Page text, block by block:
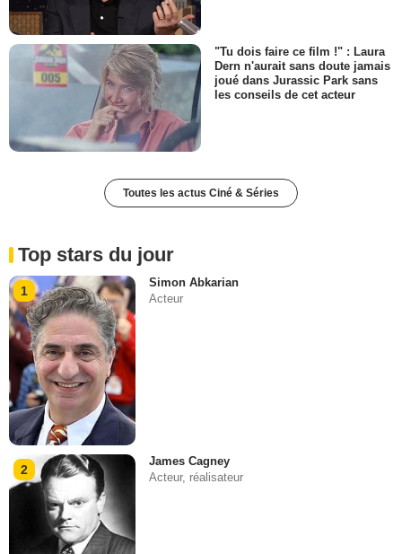
"Tu dois faire ce film !" : Laura
Dern n'aurait sans doute jamais
joué dans Jurassic Park sans
les conseils de cet acteur
Toutes les actus Ciné & Séries
Top stars du jour
1
Simon Abkarian
Acteur
2
James Cagney
Acteur, réalisateur